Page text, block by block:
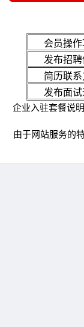
会员操
发布招
简历联
发布面
企业入驻套餐说
由于网站服务的